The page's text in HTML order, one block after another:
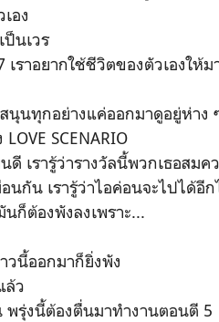
อง
นเวร
ราอยากใช้ชีวิตของตัวเองให้
นุนทุกอย่างแค่ออกมาดูอยู่ห่าง
SCENARIO
เรารู้ว่ารางวัลนี้พวกเธอสมค
นกัน เรารู้ว่าไอค่อนจะไปได้อีก
ก็ต้องพังลงเพราะ...
วนี้ออกมาก็ยิ่งพัง
ล้ว
พรุ่งนี้ต้องตื่นมาทำงานตอนตี 5